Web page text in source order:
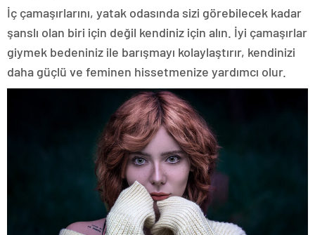
İç çamaşırlarını, yatak odasında sizi görebilecek kadar
şanslı olan biri için değil kendiniz için alın. İyi çamaşırlar
giymek bedeniniz ile barışmayı kolaylaştırır, kendinizi
daha güçlü ve feminen hissetmenize yardımcı olur.